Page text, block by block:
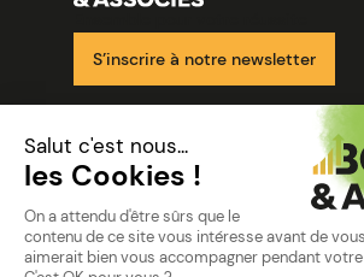
S’inscrire à notre newsletter
Nos solutions
Nos cabinets
Mon espace client